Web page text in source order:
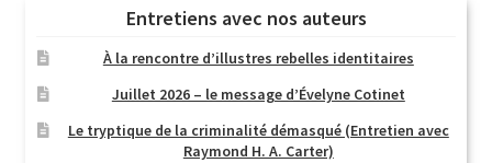
Entretiens avec nos auteurs
À la rencontre d’illustres rebelles identitaires
Juillet 2026 – le message d’Évelyne Cotinet
Le tryptique de la criminalité démasqué (Entretien avec
Raymond H. A. Carter)